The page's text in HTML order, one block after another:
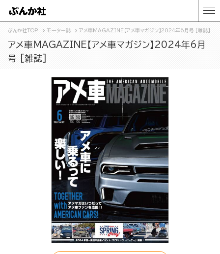
ぶんか社TOP モーター誌 アメ車MAGAZINE【アメ車マガジン】2024年6月号 [雑誌]
アメ車MAGAZINE【アメ車マガジン】2024年6月
号 [雑誌]